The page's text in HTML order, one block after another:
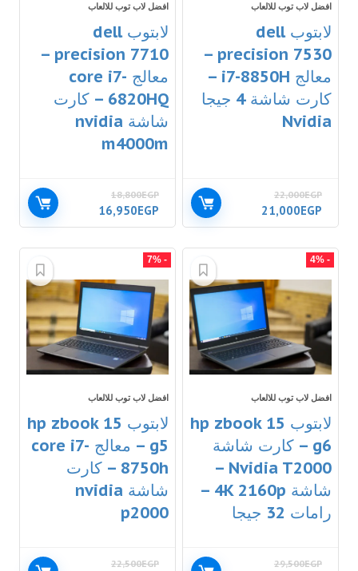
افضل لاب توب للالعاب
لابتوب dell
precision 7530 –
معالج i7-8850H –
كارت شاشة 4 جيجا
Nvidia
22,000EGP
21,000EGP
افضل لاب توب للالعاب
لابتوب dell
precision 7710 –
معالج core i7-
6820HQ – كارت
شاشة nvidia
m4000m
18,800EGP
16,950EGP
- 4%
افضل لاب توب للالعاب
لابتوب hp zbook 15
g6 – كارت شاشة
Nvidia T2000 –
شاشة 4K 2160p –
رامات 32 جيجا
29,500EGP
- 7%
افضل لاب توب للالعاب
لابتوب hp zbook 15
g5 – معالج core i7-
8750h – كارت
شاشة nvidia
p2000
22,500EGP